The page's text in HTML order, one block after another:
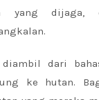
yang dijaga,
diambil dari
ke hutan.